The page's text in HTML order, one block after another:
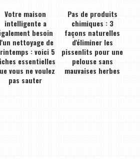
Votre maison
intelligente a
besoin
nettoyage de
: voici 5
essentielles
vous ne voulez
pas sauter
Pas de produits
chimiques : 3
façons naturelles
d'éliminer les
pissenlits pour une
pelouse sans
mauvaises herbes